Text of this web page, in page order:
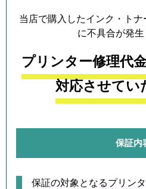
当店で購入したインク・ト
に不具合が発
プリンター修理代
対応させてい
保証内
保証の対象となるプリン